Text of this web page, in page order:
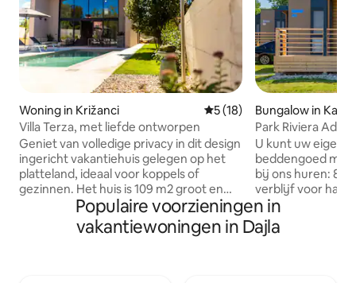
Woning in Križanci Gemiddelde beoordeling
5 (18)
Villa Terza, met liefde ontworpen
Geniet van volledige privacy in dit design
ingericht vakantiehuis gelegen op het
platteland, ideaal voor koppels of
gezinnen. Het huis is 109 m2 groot en
staat op een perceel van 750 m2. De
woning beschikt over twee
comfortabele slaapkamers met
Bungalow in
Park Riviera Adria
U kunt uw eigen
beddengoed
bij ons huren: 8
verblijf voor
persoon per
Als je wilt dat we
beddengoed
Populaire voorzieningen in
vakantiewoningen in Dajla